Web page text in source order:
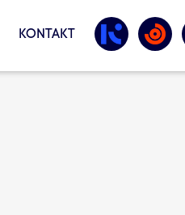
KONTAKT